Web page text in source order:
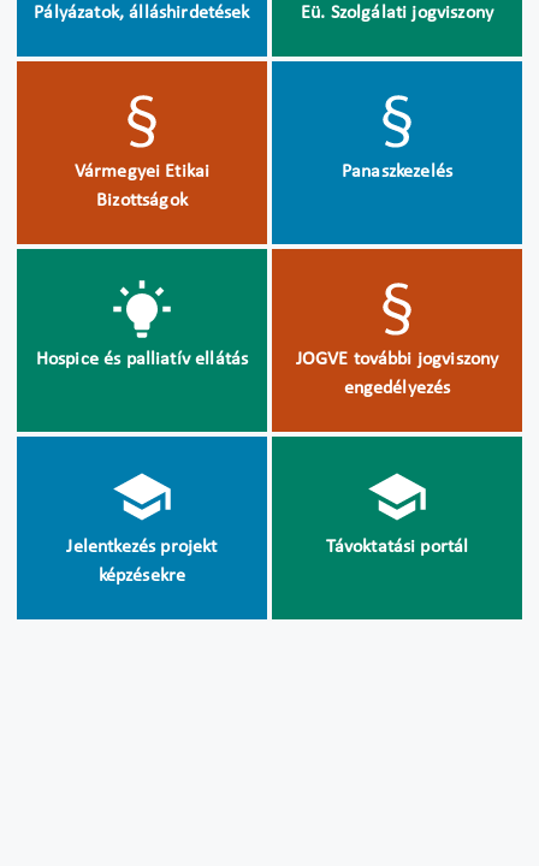
Pályázatok, álláshirdetések Eü. Szolgálati jogviszony
Vármegyei Etikai
Bizottságok
Panaszkezelés
Hospice és palliatív ellátás
JOGVE további jogviszony
engedélyezés
Jelentkezés projekt
képzésekre
Távoktatási portál